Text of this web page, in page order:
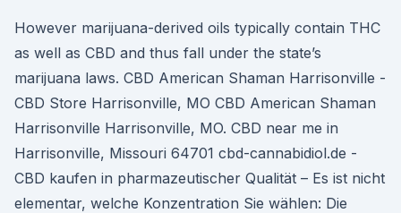
However marijuana-derived oils typically contain THC
as well as CBD and thus fall under the state’s
marijuana laws. CBD American Shaman Harrisonville -
CBD Store Harrisonville, MO CBD American Shaman
Harrisonville Harrisonville, MO. CBD near me in
Harrisonville, Missouri 64701 cbd-cannabidiol.de -
CBD kaufen in pharmazeutischer Qualität – Es ist nicht
elementar, welche Konzentration Sie wählen: Die